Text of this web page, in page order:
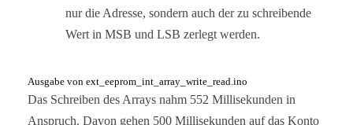
    Wire.write((uint8_t)(iArr[i]) & 0xFF);
    Wire.endTransmission();
    delay(5);
//    }
}
nur die Adresse, sondern auch der zu schreibende
Wert in MSB und LSB zerlegt werden.
Ausgabe von ext_eeprom_int_array_write_read.ino
Das Schreiben des Arrays nahm 552 Millisekunden in
Anspruch. Davon gehen 500 Millisekunden auf das Konto